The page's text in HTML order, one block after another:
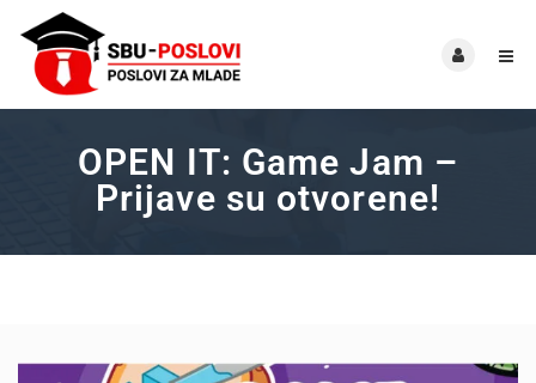
OPEN IT: Game Jam –
Prijave su otvorene!